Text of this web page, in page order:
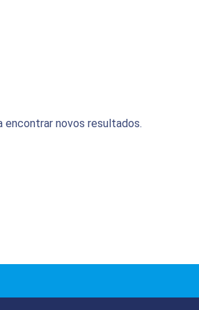
encontrar novos resultados.